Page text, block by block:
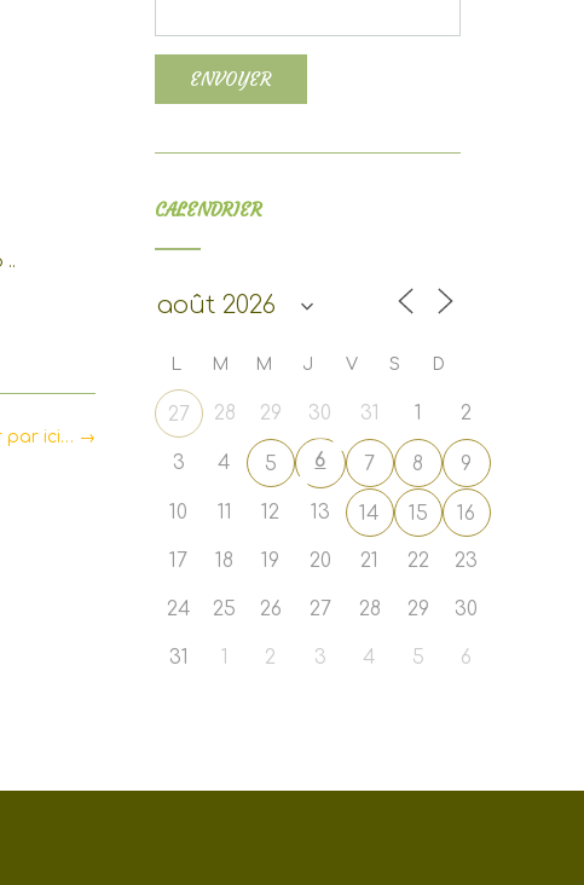
..
par ici… →
CALENDRIER
L M M J V S D
27 28 29 30 31 2
3 4 5 6 7 8 9
10 12 13 14 15 16
17 18 19 20 21 22 23
24 25 26 27 28 29 30
31 2 3 4 5 6